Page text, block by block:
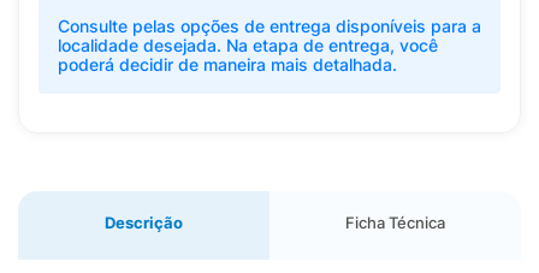
Consulte pelas opções de entrega disponíveis para a
localidade desejada. Na etapa de entrega, você
poderá decidir de maneira mais detalhada.
Descrição Ficha Técnica